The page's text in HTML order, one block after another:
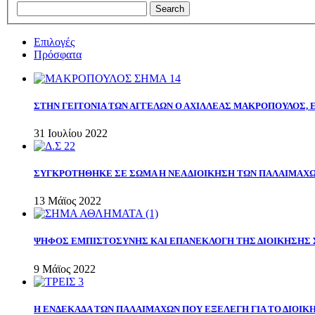
Επιλογές
Πρόσφατα
ΣΤΗΝ ΓΕΙΤΟΝΙΑ ΤΩΝ ΑΓΓΕΛΩΝ Ο ΑΧΙΛΛΕΑΣ
31 Ιουλίου 2022
ΣΥΓΚΡΟΤΗΘΗΚΕ ΣΕ ΣΩΜΑ Η ΝΕΑ ΔΙΟΙΚΗΣΗ ΤΩΝ
13 Μάϊος 2022
ΨΗΦΟΣ ΕΜΠΙΣΤΟΣΥΝΗΣ ΚΑΙ ΕΠΑΝΕΚΛΟΓΗ ΤΗΣ
9 Μάϊος 2022
Η ΕΝΔΕΚΑΔΑ ΤΩΝ ΠΑΛΑΙΜΑΧΩΝ ΠΟΥ ΕΞΕΛΕΓΗ ΓΙΑ ΤΟ